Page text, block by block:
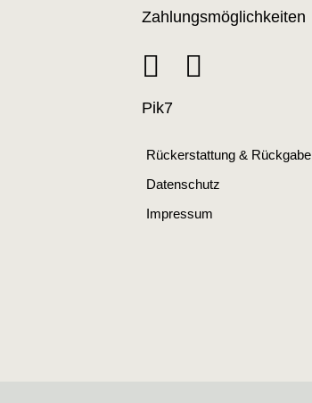
Zahlungsmöglichkeiten
Pik7
Rückerstattung & Rückgabe
Datenschutz
Impressum